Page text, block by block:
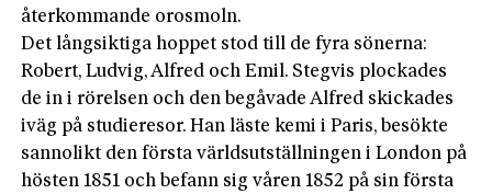
återkommande orosmoln.
Det långsiktiga hoppet stod till de fyra sönerna:
Robert, Ludvig, Alfred och Emil. Stegvis plockades
de in i rörelsen och den begåvade Alfred skickades
iväg på studieresor. Han läste kemi i Paris, besökte
sannolikt den första världsutställningen i London på
hösten 1851 och befann sig våren 1852 på sin första